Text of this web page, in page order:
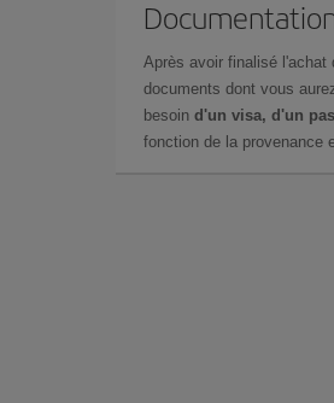
Après avoir finalisé l'achat
documents dont vous
besoin d'un visa, d'un
fonction de la provenance